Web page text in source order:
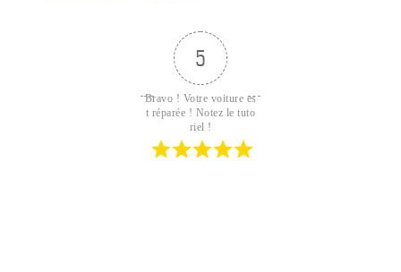
5
Bravo ! Votre voiture es
t réparée ! Notez le tuto
riel !